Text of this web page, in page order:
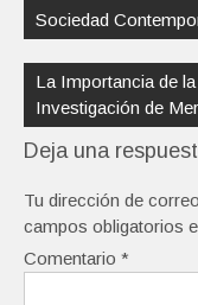
entradas
Sociedad
La Importancia de
Investigación de
Deja una
Tu dirección de
campos obligatorios
Comentario *